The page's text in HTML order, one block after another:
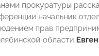
прокуратуры
начальник
прав
области